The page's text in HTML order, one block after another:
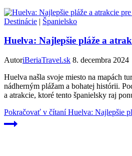
Destinácie | Španielsko
Huelva: Najlepšie pláže a
AutoriBeriaTravel.sk 8. decembra 2024
Huelva našla svoje miesto na mapách
nádherným plážam a bohatej histórii.
a atrakcie, ktoré tento španielsky raj
Pokračovať v čítaníHuelva: Najlepšie